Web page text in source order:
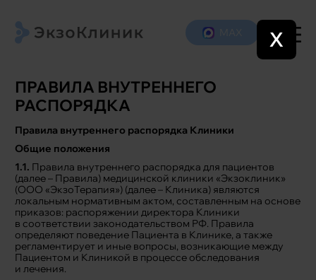
ПРАВИЛА ВНУТРЕННЕГО
РАСПОРЯДКА
Правила внутреннего распорядка Клиники
Общие положения
1.1. Правила внутреннего распорядка для пациентов
(далее – Правила) медицинской клиники «Экзоклиник»
(ООО «ЭкзоТерапия») (далее – Клиника) являются
локальным нормативным актом, составленным на основе
приказов: распоряжении директора Клиники
в соответствии законодательством РФ. Правила
определяют поведение Пациента в Клинике, а также
регламентирует и иные вопросы, возникающие между
Пациентом и Клиникой в процессе обследования
и лечения.
X